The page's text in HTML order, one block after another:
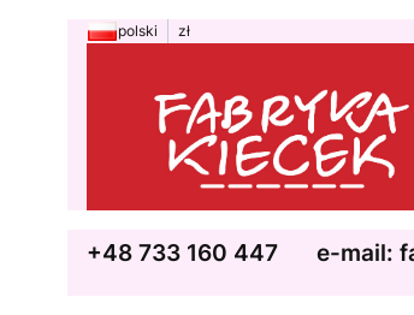
polski zł
+48 733 160 447 e-mail: